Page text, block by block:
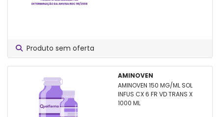
Produto sem oferta
AMINOVEN
AMINOVEN 150 MG/ML SOL
INFUS CX 6 FR VD TRANS X
1000 ML